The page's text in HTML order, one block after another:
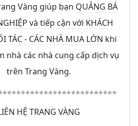
Vàng giúp bạn QUẢNG BÁ
và tiếp cận với KHÁCH
TÁC - CÁC NHÀ MUA LỚN khi
nhà các nhà cung cấp dịch vụ
trên Trang Vàng.
HỆ TRANG VÀNG